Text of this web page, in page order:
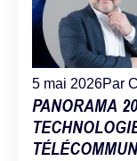
5 mai 2026Par
PANORAMA